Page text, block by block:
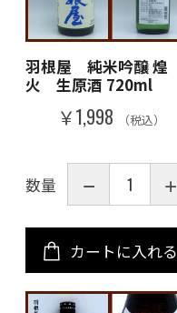
羽根屋 純米吟醸 煌
火 生原酒 720ml
￥1,998 （税込）
数量
カートに入れる